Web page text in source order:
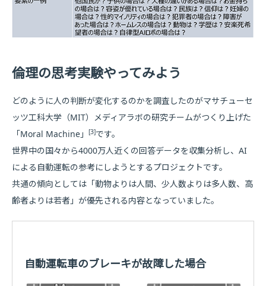
倫理の思考実験やってみよう
どのように人の判断が変化するのかを調査したのがマサチューセ
ッツ工科大学（MIT）メディアラボの研究チームがつくり上げた
「Moral Machine」
[3]です。
世界中の国々から4000万人近くの回答データを収集分析し、AI
による自動運転の参考にしようとするプロジェクトです。
共通の傾向としては「動物よりは人間、少人数よりは多人数、高
齢者よりは若者」が優先される内容となっていました。
自動運転車のブレーキが故障した場合